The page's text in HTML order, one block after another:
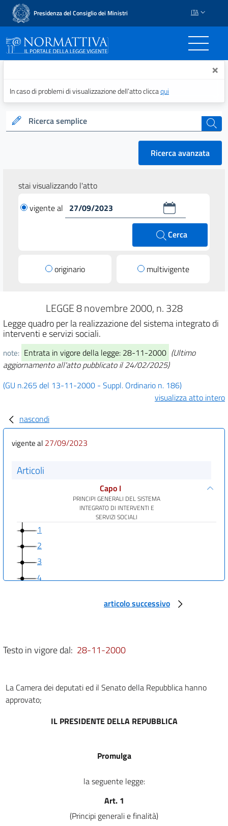
Presidenza del Consiglio dei Ministri ITA
Normattiva - Il portale ×
In caso di problemi di visualizzazione dell’atto cliccaqui
Ricerca semplice cerca
Ricerca avanzata
stai visualizzando l'atto
vigente al
Cerca
originario multivigente
LEGGE 8 novembre 2000, n. 328
Legge quadro per la realizzazione del sistema integrato di
interventi e servizi sociali.
note: Entrata in vigore della legge: 28-11-2000 (Ultimo
aggiornamento all'atto pubblicato il 24/02/2025)
(GU n.265 del 13-11-2000 - Suppl. Ordinario n. 186)
visualizza atto intero
nascondi
vigente al 27/09/2023
Articoli
Capo I
PRINCIPI GENERALI DEL SISTEMA
INTEGRATO DI INTERVENTI E
SERVIZI SOCIALI
1
2
3
4
Capo II
6
9
Capo III
DISPOSIZIONI PER LA REALIZZAZIONE DI PARTICOLARI
SOSTEGNO SOCIALE
articolo successivo
Testo in vigore dal: 28-11-2000
La Camera dei deputati ed il Senato della Repubblica hanno
approvato;
IL PRESIDENTE DELLA REPUBBLICA
Promulga
la seguente legge:
Art. 1
(Principi generali e finalità)